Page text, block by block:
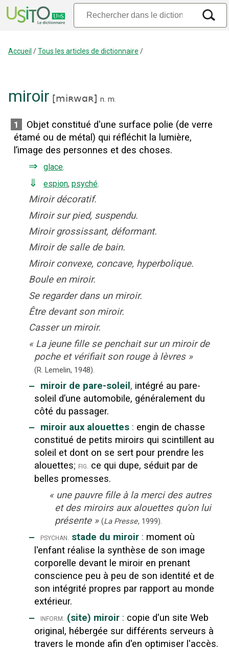
Accueil /Tous les articles de dictionnaire /
miroir [miʀwɑʀ] n. m.
1
Objet constitué d'une surface polie (de verre
étamé ou de métal) qui réfléchit la lumière,
l’image des personnes et des choses.
⇒ glace.
⇓ espion, psyché.
Miroir décoratif.
Miroir sur pied, suspendu.
Miroir grossissant, déformant.
Miroir de salle de bain.
Miroir convexe, concave, hyperbolique.
Boule en miroir.
Se regarder dans un miroir.
Être devant son miroir.
Casser un miroir.
« La jeune fille se penchait sur un miroir de
poche et vérifiait son rouge à lèvres »
(R. Lemelin, 1948).
‒ miroir de pare-soleil , intégré au pare-
soleil d’une automobile, généralement du
côté du passager.
‒ miroir aux alouettes : engin de chasse
constitué de petits miroirs qui scintillent au
soleil et dont on se sert pour prendre les
alouettes; fig. ce qui dupe, séduit par de
belles promesses.
« une pauvre fille à la merci des autres
et des miroirs aux alouettes qu'on lui
présente » (La Presse, 1999).
‒ psychan. stade du miroir : moment où
l'enfant réalise la synthèse de son image
corporelle devant le miroir en prenant
conscience peu à peu de son identité et de
son intégrité propres par rapport au monde
extérieur.
‒ inform. (site) miroir : copie d'un site Web
original, hébergée sur différents serveurs à
travers le monde afin d'en optimiser l'accès.